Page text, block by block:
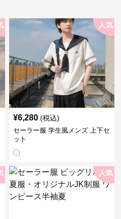
人気
¥6,280 (税込)
セーラー服 学生風メンズ 上下セ
ット
人気